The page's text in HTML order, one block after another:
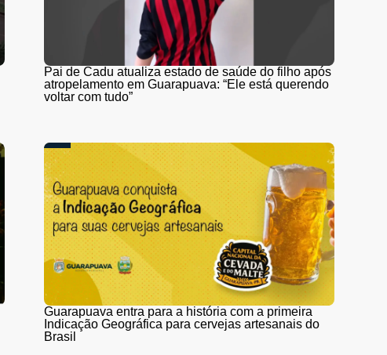
Pai de Cadu atualiza estado de saúde do filho após
atropelamento em Guarapuava: “Ele está querendo
voltar com tudo”
Guarapuava entra para a história com a primeira
Indicação Geográfica para cervejas artesanais do
Brasil